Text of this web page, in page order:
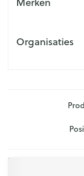
Organisaties